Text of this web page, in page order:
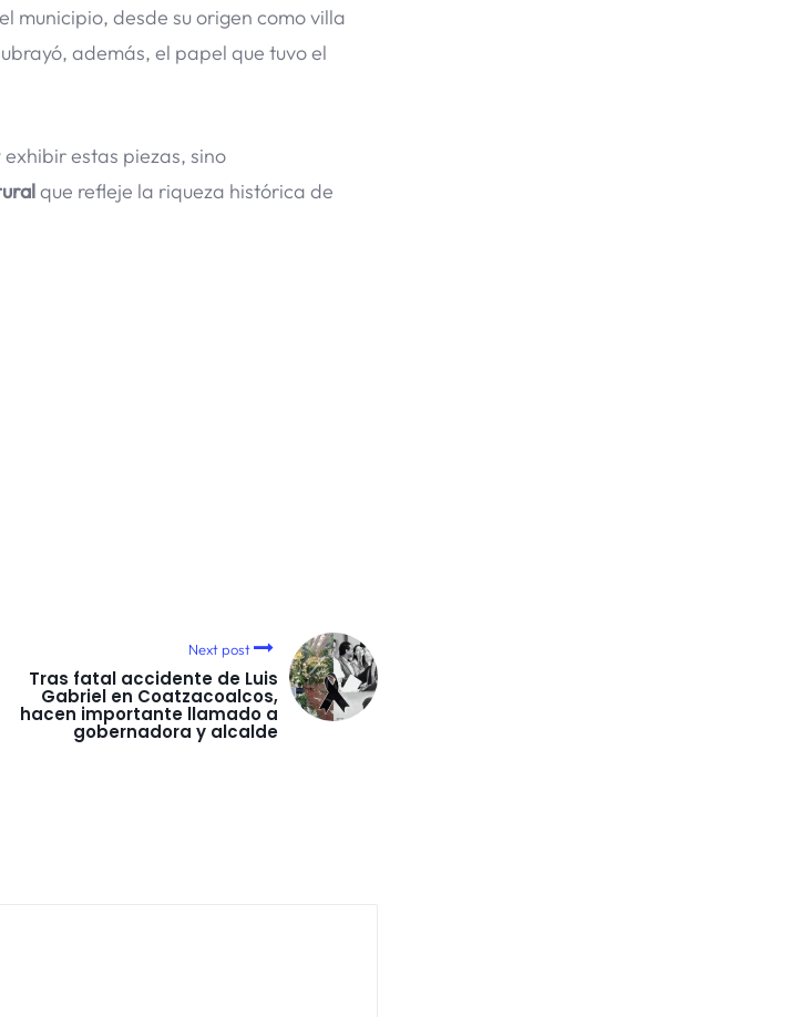
municipio, desde su origen como villa
además, el papel que tuvo el
estas piezas, sino
que refleje la riqueza histórica de
Next post
Tras fatal accidente de Luis
Gabriel en Coatzacoalcos,
hacen importante llamado a
gobernadora y alcalde